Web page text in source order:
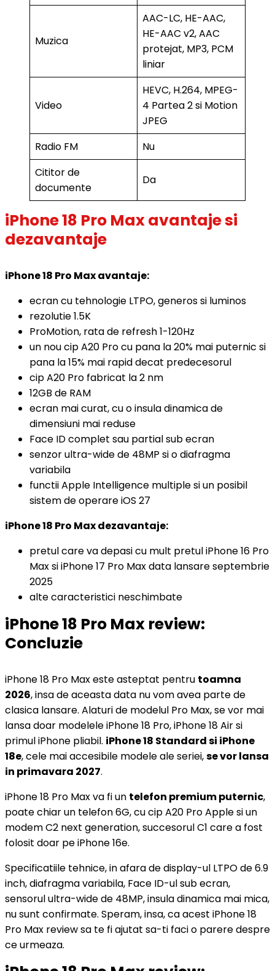
Muzica
AAC-LC, HE-AAC,
HE-AAC v2, AAC
protejat, MP3, PCM
liniar
Video
HEVC, H.264, MPEG-
4 Partea 2 si Motion
JPEG
Radio FM
Nu
Cititor de
documente
Da
iPhone 18 Pro Max avantaje si
dezavantaje
iPhone 18 Pro Max avantaje:
ecran cu tehnologie LTPO, generos si luminos
rezolutie 1.5K
ProMotion, rata de refresh 1-120Hz
un nou cip A20 Pro cu pana la 20% mai puternic si
pana la 15% mai rapid decat predecesorul
cip A20 Pro fabricat la 2 nm
12GB de RAM
ecran mai curat, cu o insula dinamica de
dimensiuni mai reduse
Face ID complet sau partial sub ecran
senzor ultra-wide de 48MP si o diafragma
variabila
functii Apple Intelligence multiple si un posibil
sistem de operare iOS 27
iPhone 18 Pro Max dezavantaje:
pretul care va depasi cu mult pretul iPhone 16 Pro
Max si iPhone 17 Pro Max data lansare septembrie
2025
alte caracteristici neschimbate
iPhone 18 Pro Max review:
Concluzie
iPhone 18 Pro Max este asteptat pentru toamna
2026, insa de aceasta data nu vom avea parte de
clasica lansare. Alaturi de modelul Pro Max, se vor mai
lansa doar modelele iPhone 18 Pro, iPhone 18 Air si
primul iPhone pliabil. iPhone 18 Standard si iPhone
18e, cele mai accesibile modele ale seriei,se vor lansa
in primavara 2027.
iPhone 18 Pro Max va fi un telefon premium puternic,
poate chiar un telefon 6G, cu cip A20 Pro Apple si un
modem C2 next generation, succesorul C1 care a fost
folosit doar pe iPhone 16e.
Specificatiile tehnice, in afara de display-ul LTPO de 6.9
inch, diafragma variabila, Face ID-ul sub ecran,
sensorul ultra-wide de 48MP, insula dinamica mai mica,
nu sunt confirmate. Speram, insa, ca acest iPhone 18
Pro Max review sa te fi ajutat sa-ti faci o parere despre
ce urmeaza.